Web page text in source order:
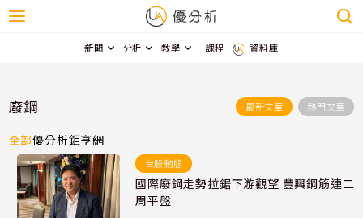
新聞 分析 教學 課程 資料庫
廢鋼 最新文章 熱門文章
全部優分析鉅亨網
台股動態
國際廢鋼走勢拉鋸下游觀望 豐興鋼筋連二
周平盤